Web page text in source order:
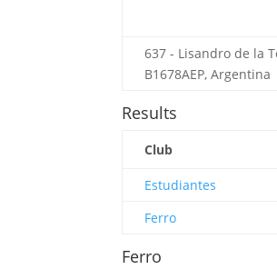
637 - Lisandro de la
B1678AEP, Argentina
Results
Club
Estudiantes
Ferro
Ferro